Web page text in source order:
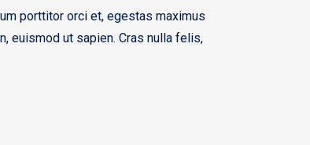
porttitor orci et, egestas maximus
euismod ut sapien. Cras nulla felis,